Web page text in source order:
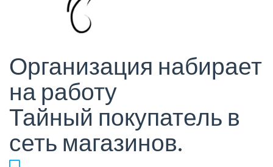
Организация набирает
на работу
Тайный покупатель в
сеть магазинов.